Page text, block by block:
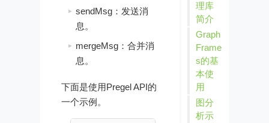
sendMsg：发送消
息。
mergeMsg：合并消
息。
下面是使用Pregel API的
一个示例。
理库
简介
Graph
Frame
s的基
本使
用
图分
析示